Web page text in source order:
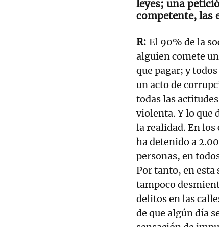
leyes; una
competente, las
El 90% de la
alguien comete
que pagar; y
un acto de
todas las
violenta. Y lo que
la realidad. En
ha detenido a
personas, en
Por tanto, en esta
tampoco
delitos en las
de que algún día